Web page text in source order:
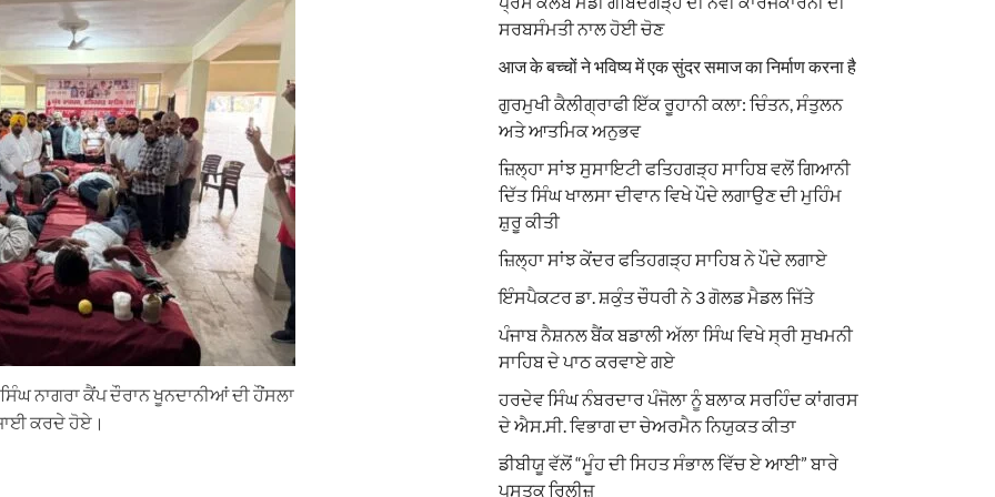
ਨਾਗਰਾ ਕੈਂਪ ਦੌਰਾਨ ਖੂਨਦਾਨੀਆਂ ਦੀ ਹੌਂਸਲਾ
ਕਰਦੇ ਹੋਏ।
ਸਰਬਸੰਮਤੀ ਨਾਲ ਹੋਈ ਚੋਣ
आज के बच्चों ने भविष्य में एक सुंदर समाज का निर्माण करना है
ਗੁਰਮੁਖੀ ਕੈਲੀਗ੍ਰਾਫੀ ਇੱਕ ਰੂਹਾਨੀ ਕਲਾ: ਚਿੰਤਨ, ਸੰਤੁਲਨ
ਅਤੇ ਆਤਮਿਕ ਅਨੁਭਵ
ਜ਼ਿਲ੍ਹਾ ਸਾਂਝ ਸੁਸਾਇਟੀ ਫਤਿਹਗੜ੍ਹ ਸਾਹਿਬ ਵਲੋਂ ਗਿਆਨੀ
ਦਿੱਤ ਸਿੰਘ ਖਾਲਸਾ ਦੀਵਾਨ ਵਿਖੇ ਪੌਦੇ ਲਗਾਉਣ ਦੀ ਮੁਹਿੰਮ
ਸ਼ੁਰੂ ਕੀਤੀ
ਜ਼ਿਲ੍ਹਾ ਸਾਂਝ ਕੇਂਦਰ ਫਤਿਹਗੜ੍ਹ ਸਾਹਿਬ ਨੇ ਪੌਦੇ ਲਗਾਏ
ਇੰਸਪੈਕਟਰ ਡਾ. ਸ਼ਕੁੰਤ ਚੌਧਰੀ ਨੇ 3 ਗੋਲਡ ਮੈਡਲ ਜਿੱਤੇ
ਪੰਜਾਬ ਨੈਸ਼ਨਲ ਬੈਂਕ ਬਡਾਲੀ ਅੱਲਾ ਸਿੰਘ ਵਿਖੇ ਸ੍ਰੀ ਸੁਖਮਨੀ
ਸਾਹਿਬ ਦੇ ਪਾਠ ਕਰਵਾਏ ਗਏ
ਹਰਦੇਵ ਸਿੰਘ ਨੰਬਰਦਾਰ ਪੰਜੋਲਾ ਨੂੰ ਬਲਾਕ ਸਰਹਿੰਦ ਕਾਂਗਰਸ
ਦੇ ਐਸ.ਸੀ. ਵਿਭਾਗ ਦਾ ਚੇਅਰਮੈਨ ਨਿਯੁਕਤ ਕੀਤਾ
ਡੀਬੀਯੂ ਵੱਲੋਂ “ਮੂੰਹ ਦੀ ਸਿਹਤ ਸੰਭਾਲ ਵਿੱਚ ਏ ਆਈ” ਬਾਰੇ
ਪੁਸਤਕ ਰਿਲੀਜ਼